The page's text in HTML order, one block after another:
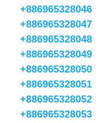
+886965328046
+886965328047
+886965328048
+886965328049
+886965328050
+886965328051
+886965328052
+886965328053